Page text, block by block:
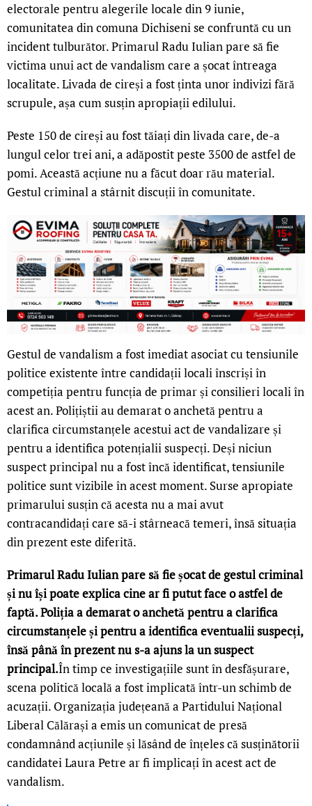
electorale pentru alegerile locale din 9 iunie,
comunitatea din comuna Dichiseni se confruntă cu un
incident tulburător. Primarul Radu Iulian pare să fie
victima unui act de vandalism care a șocat întreaga
localitate. Livada de cireși a fost ținta unor indivizi fără
scrupule, așa cum susțin apropiații edilului.
Peste 150 de cireși au fost tăiați din livada care, de-a
lungul celor trei ani, a adăpostit peste 3500 de astfel de
pomi. Această acțiune nu a făcut doar rău material.
Gestul criminal a stârnit discuții în comunitate.
Gestul de vandalism a fost imediat asociat cu tensiunile
politice existente între candidații locali înscriși în
competiția pentru funcția de primar și consilieri locali în
acest an. Polițiștii au demarat o anchetă pentru a
clarifica circumstanțele acestui act de vandalizare și
pentru a identifica potențialii suspecți. Deși niciun
suspect principal nu a fost încă identificat, tensiunile
politice sunt vizibile în acest moment. Surse apropiate
primarului susțin că acesta nu a mai avut
contracandidați care să-i stârneacă temeri, însă situația
din prezent este diferită.
Primarul Radu Iulian pare să fie șocat de gestul criminal
și nu își poate explica cine ar fi putut face o astfel de
faptă. Poliția a demarat o anchetă pentru a clarifica
circumstanțele și pentru a identifica eventualii suspecți,
însă până în prezent nu s-a ajuns la un suspect
principal.În timp ce investigațiile sunt în desfășurare,
scena politică locală a fost implicată într-un schimb de
acuzații. Organizația județeană a Partidului Național
Liberal Călărași a emis un comunicat de presă
condamnând acțiunile și lăsând de înțeles că susținătorii
candidatei Laura Petre ar fi implicați în acest act de
vandalism.